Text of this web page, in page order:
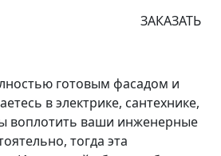
ЗАКАЗАТЬ
готовым фасадом и
в электрике, сантехнике,
воплотить ваши инженерные
тогда эта